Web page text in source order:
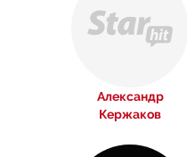
Александр
Кержаков